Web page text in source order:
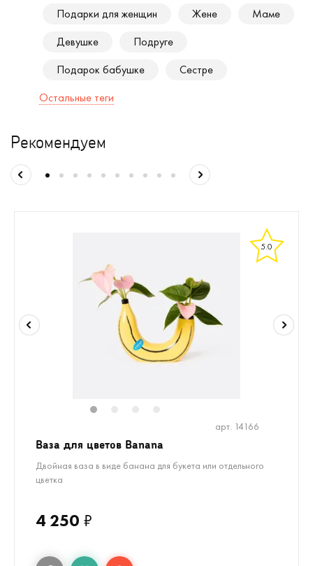
Подарки для женщин Жене
Маме
Девушке
Подруге
Подарок бабушке
Сестре
Остальные теги
Рекомендуем
5.0
арт. 14166
Ваза для цветов Banana
Двойная ваза в виде банана для букета или отдельного
цветка
4 250 ₽